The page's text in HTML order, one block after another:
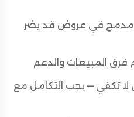
: حذف SKU مدمج في عروض قد يضر
فرق المبيعات والدعم
لا تكفي — يجب التكامل مع